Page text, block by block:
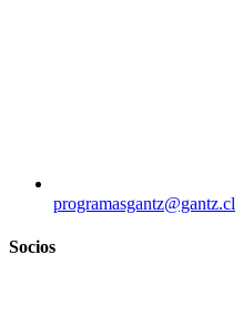
programasgantz@gantz.cl
Socios